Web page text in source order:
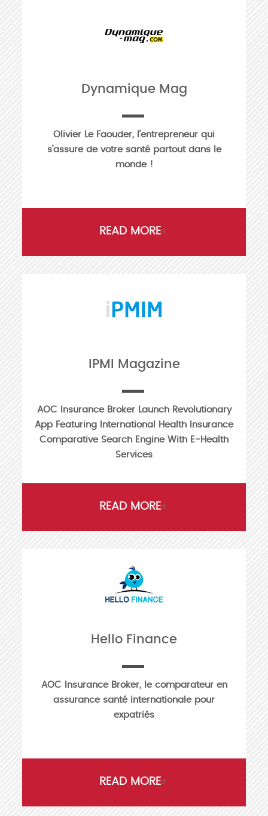
Dynamique Mag
Olivier Le Faouder, l’entrepreneur qui
s’assure de votre santé partout dans le
monde !
READ MORE
IPMI Magazine
AOC Insurance Broker Launch Revolutionary
App Featuring International Health Insurance
Comparative Search Engine With E-Health
Services
READ MORE
Hello Finance
AOC Insurance Broker, le comparateur en
assurance santé internationale pour
expatriés
READ MORE